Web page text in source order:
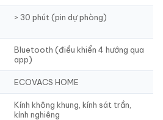
> 30 phút (pin dự phòng)
Bluetooth (điều khiển 4 hướng qua
app)
ECOVACS HOME
Kính không khung, kính sát trần,
kính nghiêng